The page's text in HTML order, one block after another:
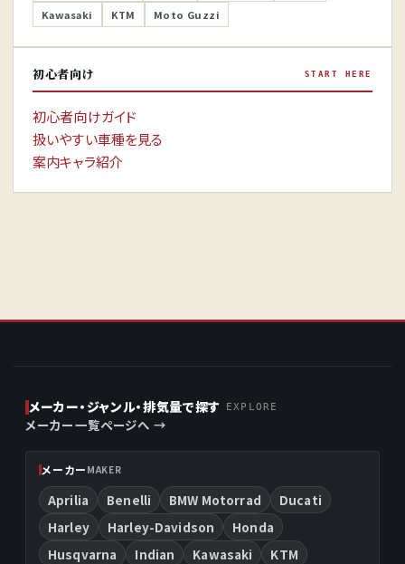
Kawasaki
KTM Moto Guzzi
初心者向け START HERE
初心者向けガイド
扱いやすい車種を見る
案内キャラ紹介
メーカー・ジャンル・排気量で探す EXPLORE
メーカー一覧ページへ →
メーカー MAKER
Aprilia Benelli BMW Motorrad
Ducati
Harley
Harley-Davidson
Honda
Husqvarna
Indian Kawasaki
KTM